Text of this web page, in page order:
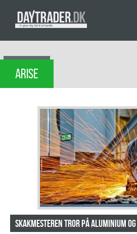
ARISE
Skakmesteren tror på aluminium